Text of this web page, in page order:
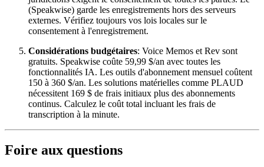
(Speakwise) garde les enregistrements hors des serveurs
externes. Vérifiez toujours vos lois locales sur le
consentement à l'enregistrement.
Considérations budgétaires: Voice Memos et Rev sont
gratuits. Speakwise coûte 59,99 $/an avec toutes les
fonctionnalités IA. Les outils d'abonnement mensuel coûtent
150 à 360 $/an. Les solutions matérielles comme PLAUD
nécessitent 169 $ de frais initiaux plus des abonnements
continus. Calculez le coût total incluant les frais de
transcription à la minute.
Foire aux questions